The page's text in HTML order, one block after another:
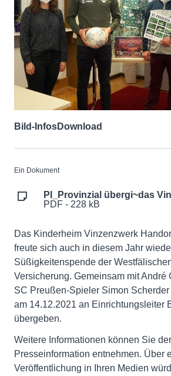
Bild-InfosDownload
Ein Dokument
PI_Provinzial übergi~das
PDF - 228 kB
Das Kinderheim Vinzenzwerk
freute sich auch in diesem Jahr
Süßigkeitenspende der
Versicherung. Gemeinsam mit André
SC Preußen-Spieler Simon
am 14.12.2021 an Einrichtungsleiter
übergeben.
Weitere Informationen können Sie
Presseinformation entnehmen. Über
Veröffentlichung in Ihren Medien